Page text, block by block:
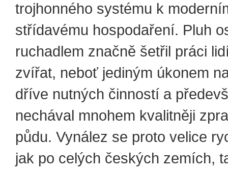
trojhonného systému k
střídavému hospodaření. Pluh
ruchadlem značně šetřil práci
zvířat, neboť jediným úkonem
dříve nutných činností a
nechával mnohem kvalitněji
půdu. Vynález se proto velice
jak po celých českých zemích,